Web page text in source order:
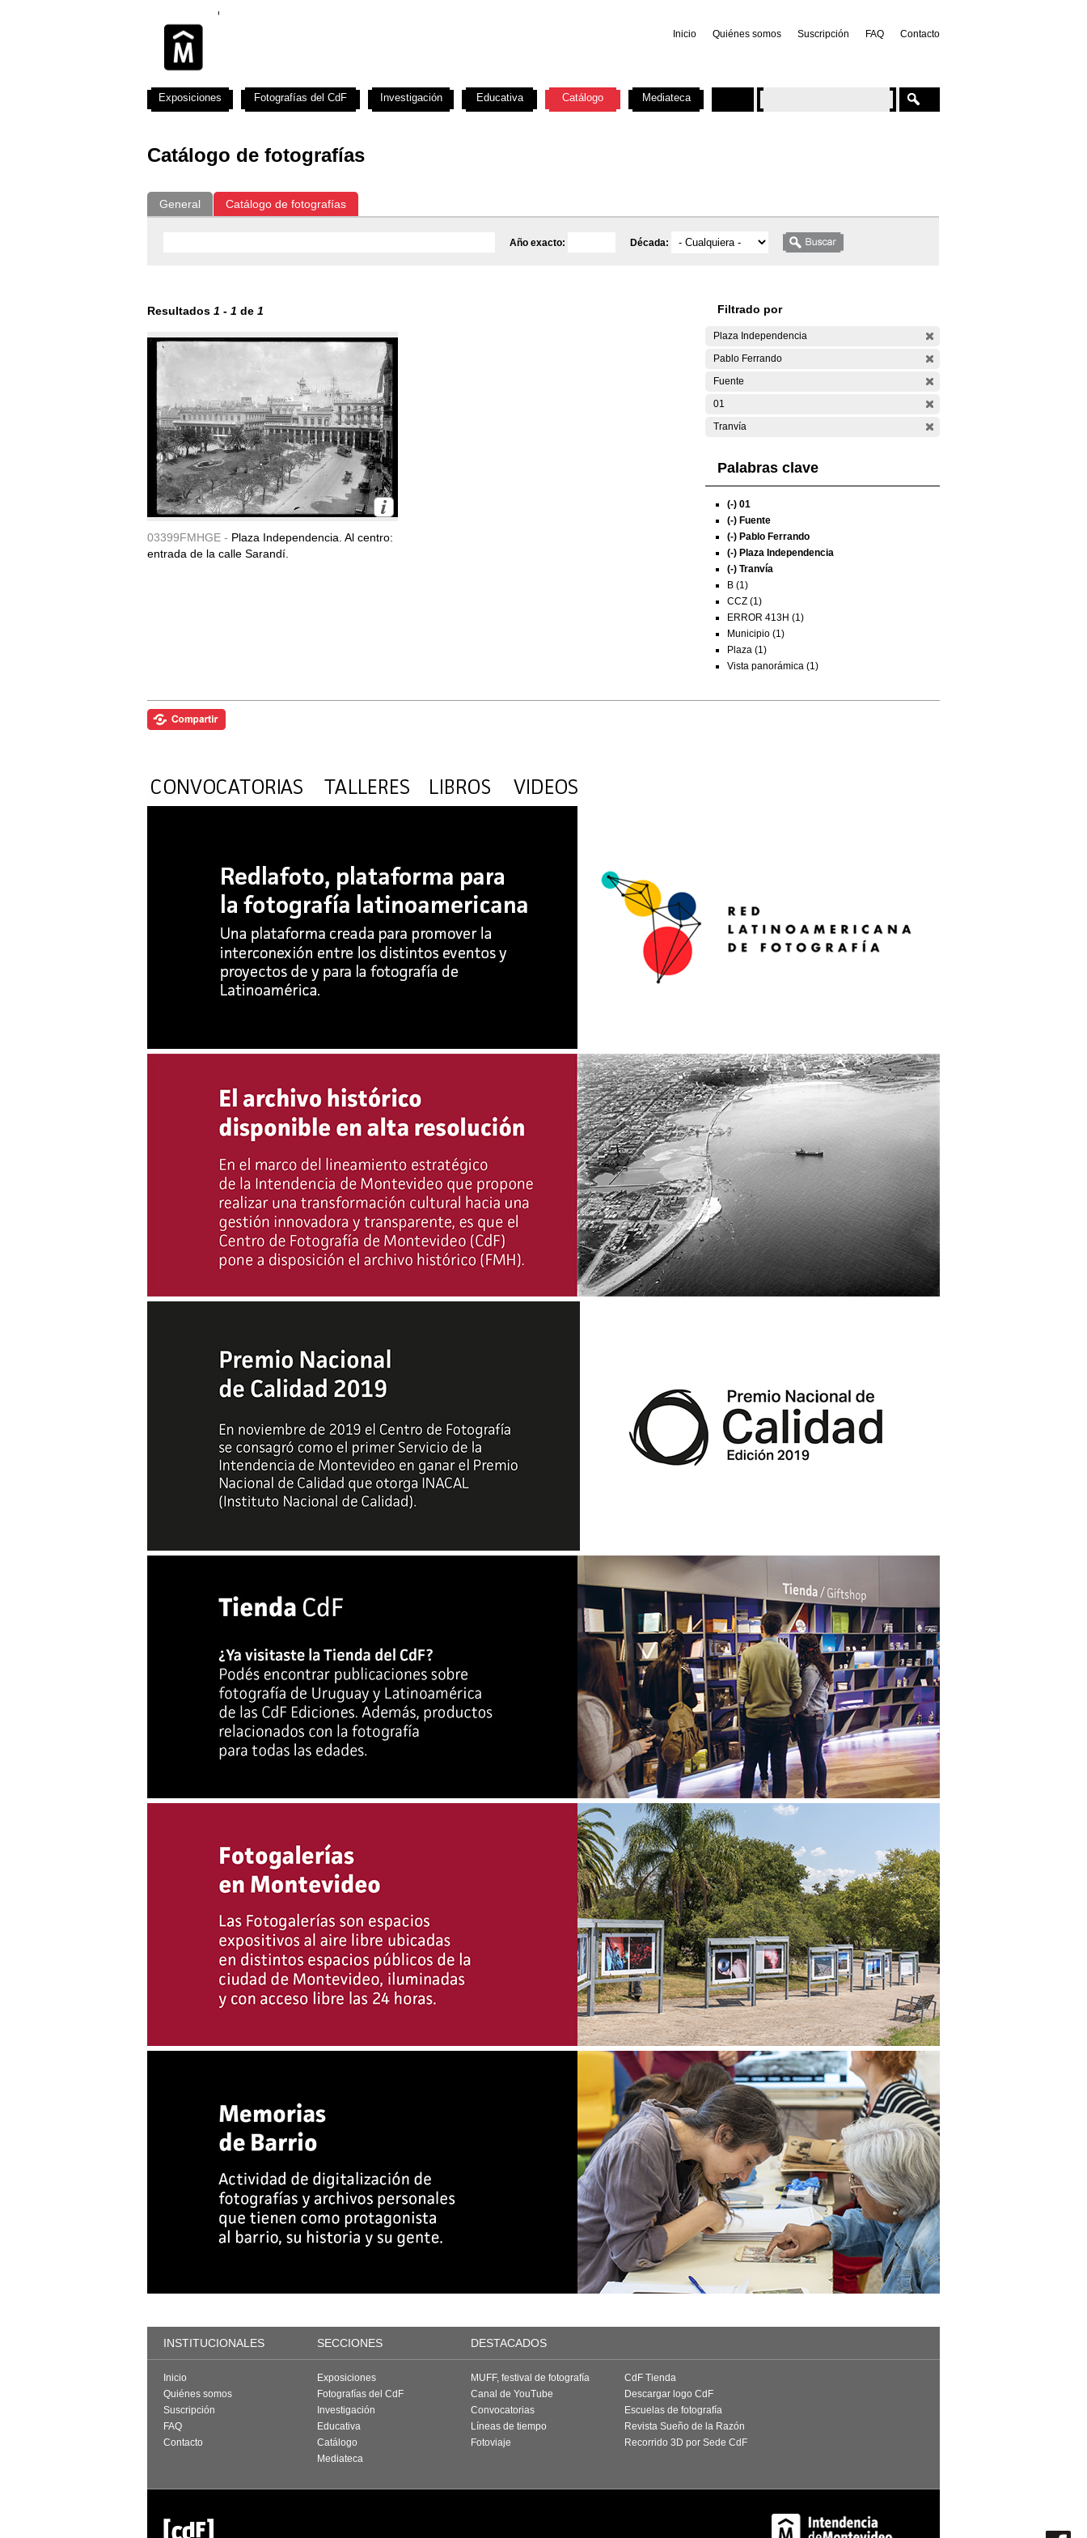
Inicio Quiénes somos Suscripción FAQ Contacto
Catálogo de fotografías
General Catálogo de fotografías
Año exacto: Década:
Resultados 1 - 1 de 1
03399FMHGE - Plaza Independencia. Al centro:
entrada de la calle Sarandí.
Filtrado por
Plaza Independencia
Pablo Ferrando
Fuente
01
Tranvía
Palabras clave
(-) 01
(-) Fuente
(-) Pablo Ferrando
(-) Plaza Independencia
(-) Tranvía
B (1)
CCZ (1)
ERROR 413H (1)
Municipio (1)
Plaza (1)
Vista panorámica (1)
Exposiciones Fotografías del CdF Investigación Educativa Catálogo Mediateca
INSTITUCIONALES SECCIONES DESTACADOS
Inicio
Quiénes somos
Suscripción
FAQ
Contacto
Exposiciones
Fotografías del CdF
Investigación
Educativa
Catálogo
Mediateca
MUFF, festival de fotografía
Canal de YouTube
Convocatorias
Líneas de tiempo
Fotoviaje
CdF Tienda
Descargar logo CdF
Escuelas de fotografía
Revista Sueño de la Razón
Recorrido 3D por Sede CdF